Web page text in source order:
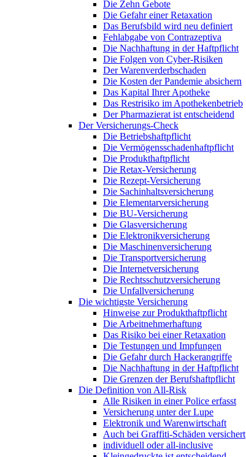
Die Zehn Gebote
Die Gefahr einer Retaxation
Das Berufsbild wird neu definiert
Fehlabgabe von Contrazeptiva
Die Nachhaftung in der Haftpflicht
Die Folgen von Cyber-Risiken
Der Warenverderbschaden
Die Kosten der Pandemie absichern
Das Kapital Ihrer Apotheke
Das Restrisiko im Apothekenbetrieb
Der Pharmazierat ist entscheidend
Der Versicherungs-Check
Die Betriebshaftpflicht
Die Vermögensschadenhaftpflicht
Die Produkthaftpflicht
Die Retax-Versicherung
Die Rezept-Versicherung
Die Sachinhaltsversicherung
Die Elementarversicherung
Die BU-Versicherung
Die Glasversicherung
Die Elektronikversicherung
Die Maschinenversicherung
Die Transportversicherung
Die Internetversicherung
Die Rechtsschutzversicherung
Die Unfallversicherung
Die wichtigste Versicherung
Hinweise zur Produkthaftpflicht
Die Arbeitnehmerhaftung
Das Risiko bei einer Retaxation
Die Testungen und Impfungen
Die Gefahr durch Hackerangriffe
Die Nachhaftung in der Haftpflicht
Die Grenzen der Berufshaftpflicht
Die Definition von All-Risk
Alle Risiken in einer Police erfasst
Versicherung unter der Lupe
Elektronik und Warenwirtschaft
Auch bei Graffiti-Schäden versichert
individuell oder all-inclusive